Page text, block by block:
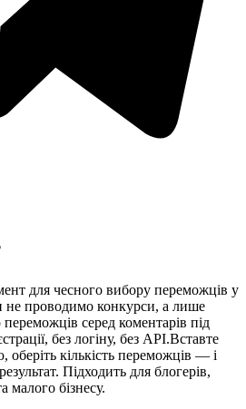
для чесного вибору переможців у
не проводимо конкурси, а лише
серед коментарів під
без логіну, без API.Вставте
оберіть кількість переможців — і
Підходить для блогерів,
малого бізнесу.